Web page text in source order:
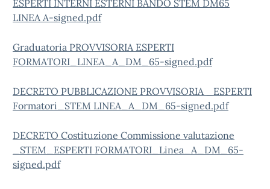
ESPERTI INTERNI ESTERNI BANDO STEM DM65
LINEA A-signed.pdf
Graduatoria PROVVISORIA ESPERTI
FORMATORI_LINEA_A_DM_65-signed.pdf
DECRETO PUBBLICAZIONE PROVVISORIA _ESPERTI
Formatori_STEM LINEA_A_DM_65-signed.pdf
DECRETO Costituzione Commissione valutazione
_STEM_ESPERTI FORMATORI_Linea_A_DM_65-
signed.pdf